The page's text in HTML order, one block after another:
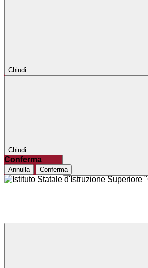
Chiudi
Chiudi
Conferma
Annulla Conferma